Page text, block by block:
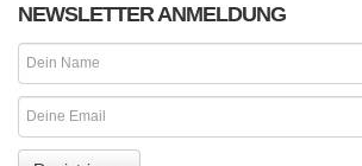
NEWSLETTER ANMELDUNG